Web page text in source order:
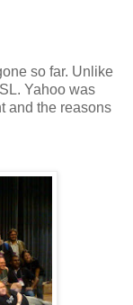
so far. Unlike
Yahoo was
and the reasons